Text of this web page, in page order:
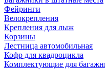
Фейринги
Велокрепления
Крепления для лыж
Корзины
Лестница автомобильная
Кофр для квадроцикла
Комплектующие для